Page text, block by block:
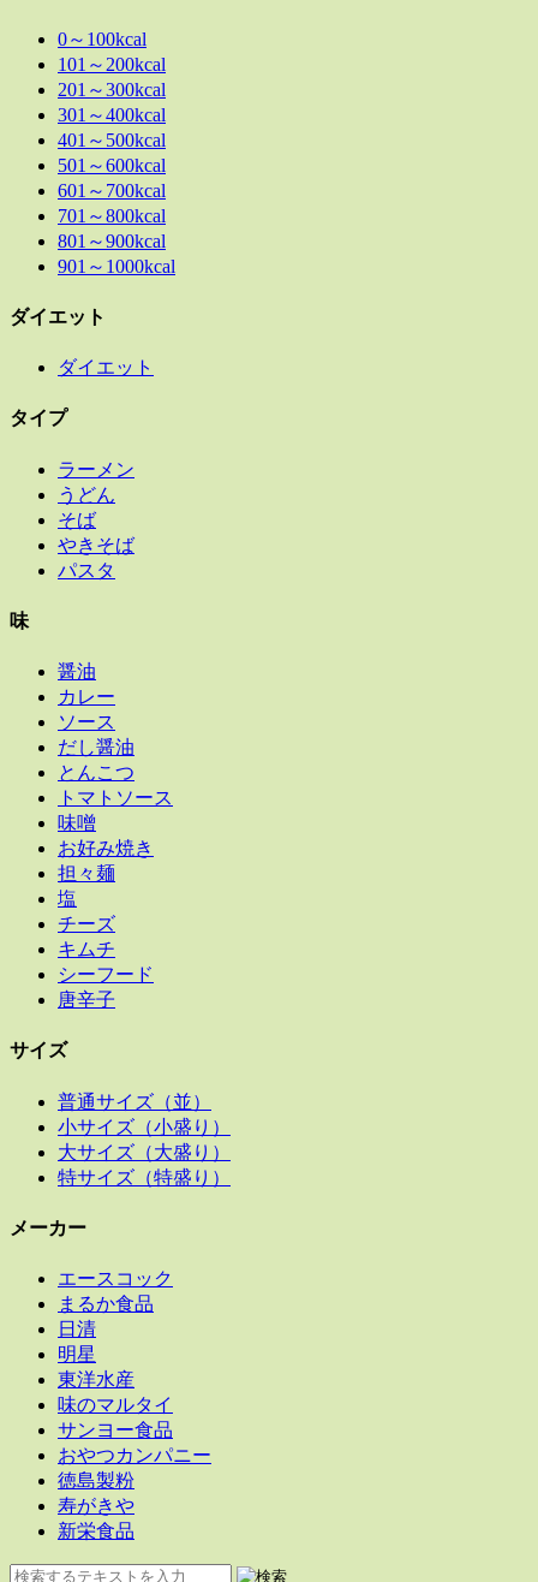
0～100kcal
101～200kcal
201～300kcal
301～400kcal
401～500kcal
501～600kcal
601～700kcal
701～800kcal
801～900kcal
901～1000kcal
ダイエット
ダイエット
タイプ
ラーメン
うどん
そば
やきそば
パスタ
味
醤油
カレー
ソース
だし醤油
とんこつ
トマトソース
味噌
お好み焼き
担々麺
塩
チーズ
キムチ
シーフード
唐辛子
サイズ
普通サイズ（並）
小サイズ（小盛り）
大サイズ（大盛り）
特サイズ（特盛り）
メーカー
エースコック
まるか食品
日清
明星
東洋水産
味のマルタイ
サンヨー食品
おやつカンパニー
徳島製粉
寿がきや
新栄食品